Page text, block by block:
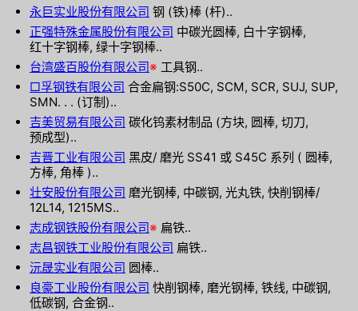
永巨实业股份有限公司 钢 (铁)棒 (杆)..
正强特殊金属股份有限公司 中碳光圆棒, 白十字钢棒,
红十字钢棒, 绿十字钢棒..
台湾盛百股份有限公司※ 工具钢..
□孚钢铁有限公司 合金扁钢:S50C, SCM, SCR, SUJ, SUP,
SMN. . . (订制)..
吉美贸易有限公司 碳化钨素材制品 (方块, 圆棒, 切刀,
预成型)..
吉晋工业有限公司 黑皮/ 磨光 SS41 或 S45C 系列 ( 圆棒,
方棒, 角棒 )..
壮安股份有限公司 磨光钢棒, 中碳钢, 光丸铁, 快削钢棒/
12L14, 1215MS..
志成钢铁股份有限公司※ 扁铁..
志昌钢铁工业股份有限公司 扁铁..
沅晟实业有限公司 圆棒..
良豪工业股份有限公司 快削钢棒, 磨光钢棒, 铁线, 中碳钢,
低碳钢, 合金钢..